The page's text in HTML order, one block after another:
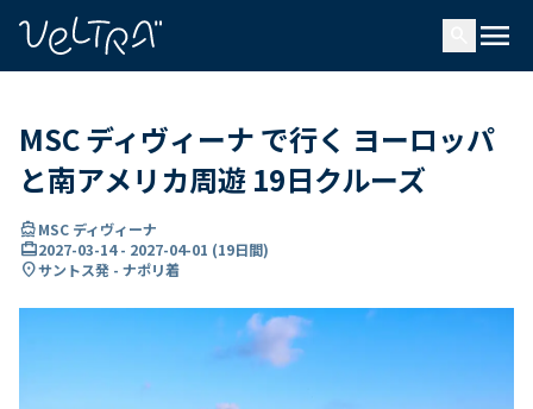
menu
MSC ディヴィーナ で行く ヨーロッパ
と南アメリカ周遊 19日クルーズ
directions_boatMSC ディヴィーナ
card_travel2027-03-14- 2027-04-01 (19日間)
location_onサントス発 - ナポリ着